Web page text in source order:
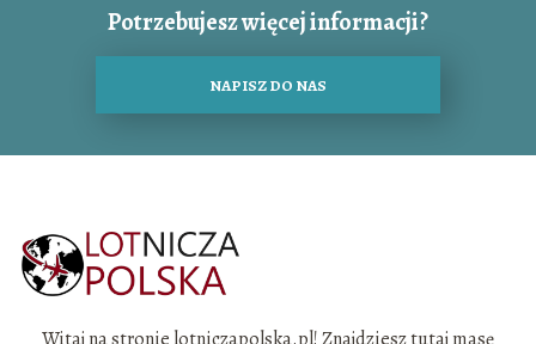
Potrzebujesz więcej informacji?
NAPISZ DO NAS